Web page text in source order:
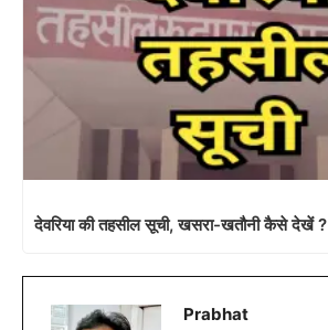
देवरिया की तहसील सूची, खसरा-खतौनी कैसे देखें ?
Prabhat